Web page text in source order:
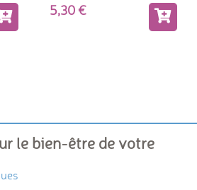
5,30
le bien-être de votre